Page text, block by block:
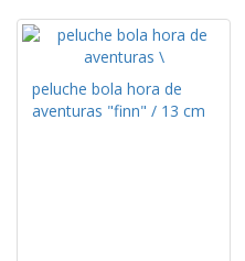
peluche bola hora de
aventuras "finn" / 13 cm